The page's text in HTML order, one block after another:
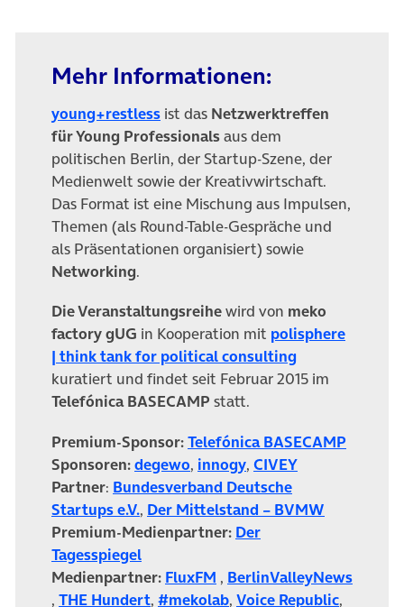
Mehr Informationen:
young+restless(öffnet in neuem Tab)
ist das Netzwerktreffen
für Young Professionalsaus dem
politischen Berlin, der Startup-Szene, der
Medienwelt sowie der Kreativwirtschaft.
Das Format ist eine Mischung aus Impulsen,
Themen (als Round-Table-Gespräche und
als Präsentationen organisiert) sowie
Networking.
Die Veranstaltungsreihewird von meko
factory gUG in Kooperation mit polisphere
| think tank for political consulting
kuratiert und findet seit Februar 2015 im
Telefónica BASECAMP statt.
Premium-Sponsor:Telefónica BASECAMP
Sponsoren:degewo(öffnet in neuem Tab)
, innogy(öffnet in neuem Tab)
, CIVEY(öffnet in
Partner: Bundesverband Deutsche
Startups e.V.(öffnet in neuem Tab)
, Der Mittelstand – BVMW
Premium-Medienpartner: Der
Tagesspiegel(öffnet in neuem Tab)
Medienpartner: FluxFM (öffnet in neuem Tab)
, BerlinValleyNews
(öffnet in neuem Tab)
, THE Hundert(öffnet in neuem Tab)
, #mekolab(öffnet in neuem Tab)
, Voice Republic(öffnet
,